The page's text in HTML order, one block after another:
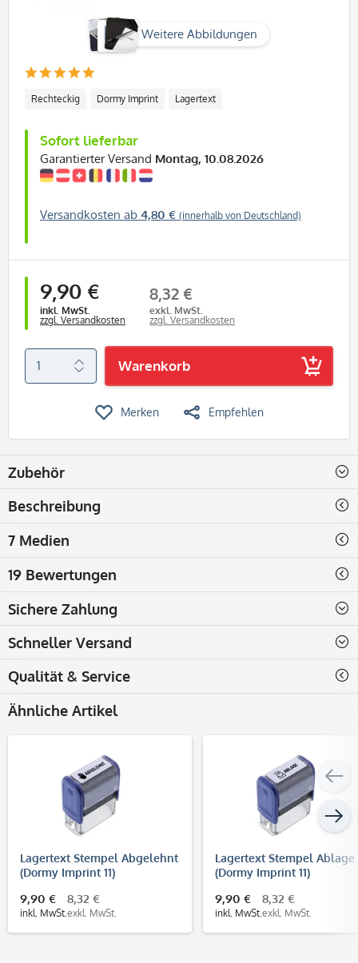
Weitere Abbildungen
Rechteckig Dormy Imprint Lagertext
Sofort lieferbar
Garantierter Versand Montag, 10.08.2026
Versandkosten ab 4,80 € (innerhalb von Deutschland)
9,90 €
inkl. MwSt.
zzgl. Versandkosten
8,32 €
exkl. MwSt.
zzgl. Versandkosten
Warenkorb
Merken Empfehlen
Zubehör
Beschreibung
7 Medien
19 Bewertungen
Sichere Zahlung
Schneller Versand
Qualität & Service
Ähnliche Artikel
Lagertext Stempel Abgelehnt
(Dormy Imprint 11)
9,90 €
inkl. MwSt.
8,32 €
exkl. MwSt.
Lagertext Stempel Ablage
(Dormy Imprint 11)
9,90 €
inkl. MwSt.
8,32 €
exkl. MwSt.